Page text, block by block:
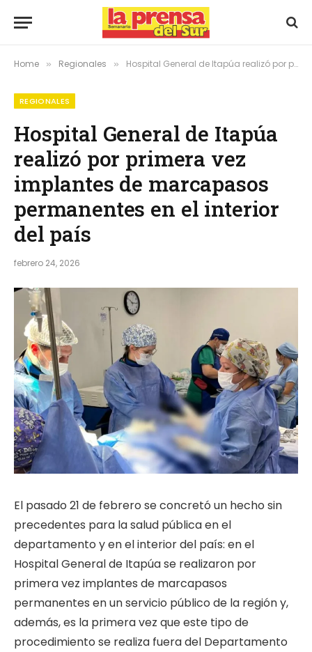
Home » Regionales » Hospital General de Itapúa realizó por primera vez implantes de marcapasos permanentes en el interior del país
REGIONALES
Hospital General de Itapúa
realizó por primera vez
implantes de marcapasos
permanentes en el interior
del país
febrero 24, 2026
El pasado 21 de febrero se concretó un hecho sin
precedentes para la salud pública en el
departamento y en el interior del país: en el
Hospital General de Itapúa se realizaron por
primera vez implantes de marcapasos
permanentes en un servicio público de la región y,
además, es la primera vez que este tipo de
procedimiento se realiza fuera del Departamento